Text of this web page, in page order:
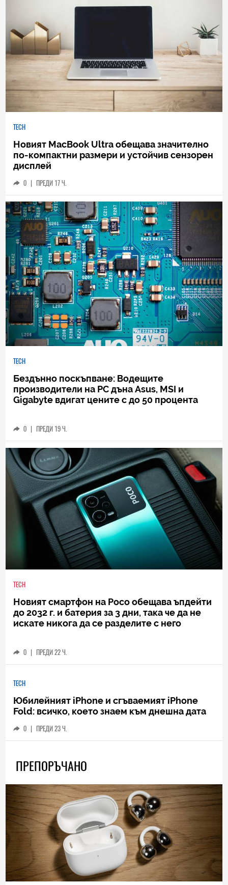
TECH
Новият MacBook Ultra обещава значително
по-компактни размери и устойчив сензорен
дисплей
0 | ПРЕДИ 17 Ч.
TECH
Бездънно поскъпване: Водещите
производители на РС дъна Asus, MSI и
Gigabyte вдигат цените с до 50 процента
0 | ПРЕДИ 19 Ч.
TECH
Новият смартфон на Poco обещава ъпдейти
до 2032 г. и батерия за 3 дни, така че да не
искате никога да се разделите с него
0 | ПРЕДИ 22 Ч.
TECH
Юбилейният iPhone и сгъваемият iPhone
Fold: всичко, което знаем към днешна дата
0 | ПРЕДИ 23 Ч.
ПРЕПОРЪЧАНО